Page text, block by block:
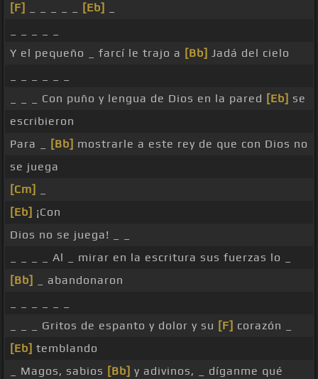
[F]
[Eb]
Y el pequeño _ farcí le trajo a [Bb] Jadá del cielo
_ _ _ Con puño y lengua de Dios en la pared [Eb] se
escribieron
Para _
[Bb] mostrarle a este rey de que con Dios no
se juega
[Cm]
[Eb] ¡Con
Dios no se juega! _ _
_ _ _ _ Al _ mirar en la escritura sus fuerzas lo _
[Bb]
_ abandonaron
_ _ _ Gritos de espanto y dolor y su [F] corazón _
[Eb] temblando
_ Magos, sabios [Bb] y adivinos, _ díganme qué